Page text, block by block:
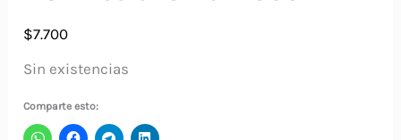
$7.700
Sin existencias
Comparte esto: